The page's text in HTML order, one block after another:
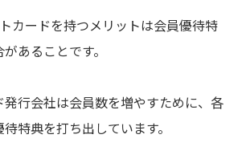
カードを持つメリットは会員優待特
あることです。
発行会社は会員数を増やすために、各
特典を打ち出しています。